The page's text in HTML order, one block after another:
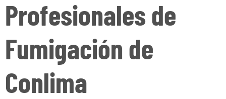
Profesionales de
Fumigación de
Conlima